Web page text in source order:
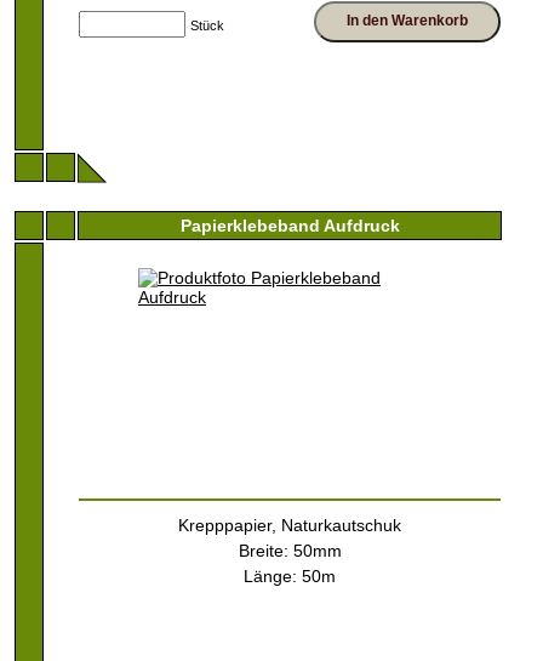
Stück In den Warenkorb
Papierklebeband Aufdruck
Krepppapier, Naturkautschuk
Breite: 50mm
Länge: 50m